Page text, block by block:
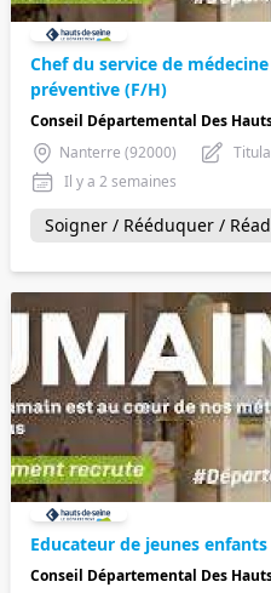
Chef du service de
préventive (F/H)
Conseil Départemental Des
Nanterre (92000)
Il y a 2 semaines
Soigner / Rééduquer /
Educateur de jeunes
Conseil Départemental Des